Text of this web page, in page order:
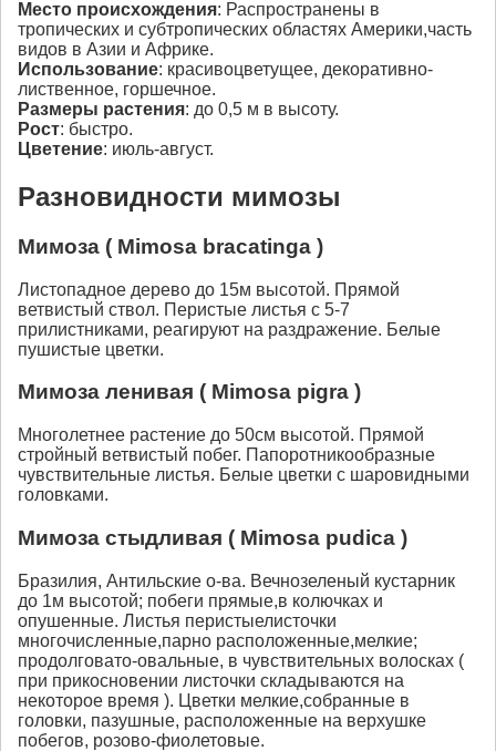
Место происхождения: Распространены в
тропических и субтропических областях Америки,часть
видов в Азии и Африке.
Использование: красивоцветущее, декоративно-
лиственное, горшечное.
Размеры растения: до 0,5 м в высоту.
Рост: быстро.
Цветение: июль-август.
Разновидности мимозы
Мимоза ( Mimosa bracatinga )
Листопадное дерево до 15м высотой. Прямой
ветвистый ствол. Перистые листья с 5-7
прилистниками, реагируют на раздражение. Белые
пушистые цветки.
Мимоза ленивая ( Mimosa pigra )
Многолетнее растение до 50см высотой. Прямой
стройный ветвистый побег. Папоротникообразные
чувствительные листья. Белые цветки с шаровидными
головками.
Мимоза стыдливая ( Mimosa pudica )
Бразилия, Антильские о-ва. Вечнозеленый кустарник
до 1м высотой; побеги прямые,в колючках и
опушенные. Листья перистыелисточки
многочисленные,парно расположенные,мелкие;
продолговато-овальные, в чувствительных волосках (
при прикосновении листочки складываются на
некоторое время ). Цветки мелкие,собранные в
головки, пазушные, расположенные на верхушке
побегов, розово-фиолетовые.